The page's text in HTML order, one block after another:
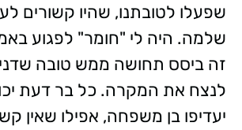
שפעלו לטובתנו, שהיו קשורים
שלמה. היה לי "חומר" לפגוע
זה ביסס תחושה ממש טובה
לנצח את המקרה. כל בר דעת
יעדיפו בן משפחה, אפילו שאין